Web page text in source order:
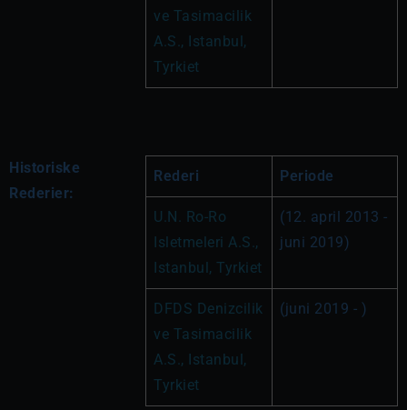
ve Tasimacilik
A.S., Istanbul,
Tyrkiet
Historiske
Rederier:
Rederi Periode
U.N. Ro-Ro
Isletmeleri A.S.,
Istanbul, Tyrkiet
(12. april 2013 -
juni 2019)
DFDS Denizcilik
ve Tasimacilik
A.S., Istanbul,
Tyrkiet
(juni 2019 - )